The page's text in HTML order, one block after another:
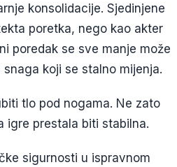
konsolidacije. Sjedinjene
poretka, nego kao akter
poredak se sve manje može
koji se stalno mijenja.
tlo pod nogama. Ne zato
igre prestala biti stabilna.
sigurnosti u ispravnom